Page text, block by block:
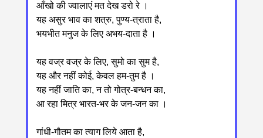
आँखो की ज्वालाएं मत देख डरो रे ।
यह असुर भाव का शत्रु, पुण्य-त्राता है,
भयभीत मनुज के लिए अभय-दाता है ।
यह वज्र वज्र के लिए, सुमो का सुम है,
यह और नहीं कोई, केवल हम-तुम है ।
यह नहीं जाति का, न तो गोत्र-बन्धन का,
आ रहा मित्र भारत-भर के जन-जन का ।
गांधी-गौतम का त्याग लिये आता है,